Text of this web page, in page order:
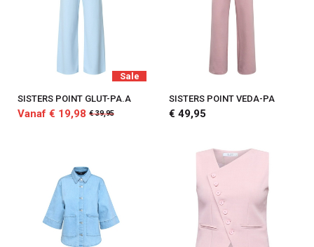
Sale
SISTERS POINT GLUT-PA.A
Vanaf € 19,98 € 39,95
SISTERS POINT VEDA-PA
€ 49,95